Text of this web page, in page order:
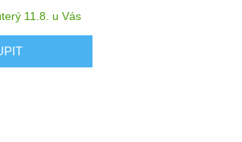
11.8. u Vás